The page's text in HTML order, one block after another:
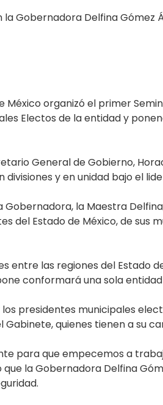
Gobernadora Delfina Gómez
organizó el primer
Electos de la entidad y
General de Gobierno,
y en unidad bajo el
Gobernadora, la Maestra
del Estado de México, de sus
entre las regiones del Estado
conformará una sola
los presidentes municipales
quienes tienen a su
para que empecemos a
la Gobernadora Delfina